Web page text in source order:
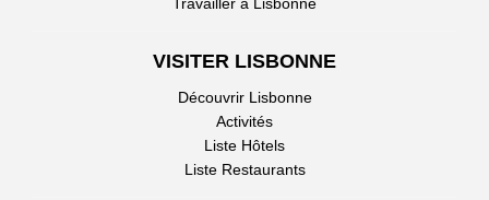
VISITER LISBONNE
Découvrir Lisbonne
Activités
Liste Hôtels
Liste Restaurants